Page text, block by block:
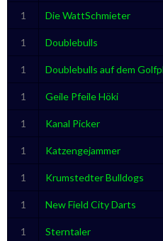
1 Die WattSchmieter
1 Doublebulls
1 Doublebulls auf dem
1 Geile Pfeile Höki
1 Kanal Picker
1 Katzengejammer
1 Krumstedter Bulldogs
1 New Field City Darts
1 Sterntaler